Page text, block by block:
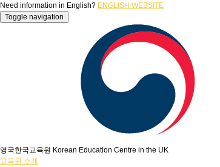
Need information in English? ENGLISH WEBSITE
Toggle navigation
영국한국교육원 Korean Education Centre in the UK
교육원 소개